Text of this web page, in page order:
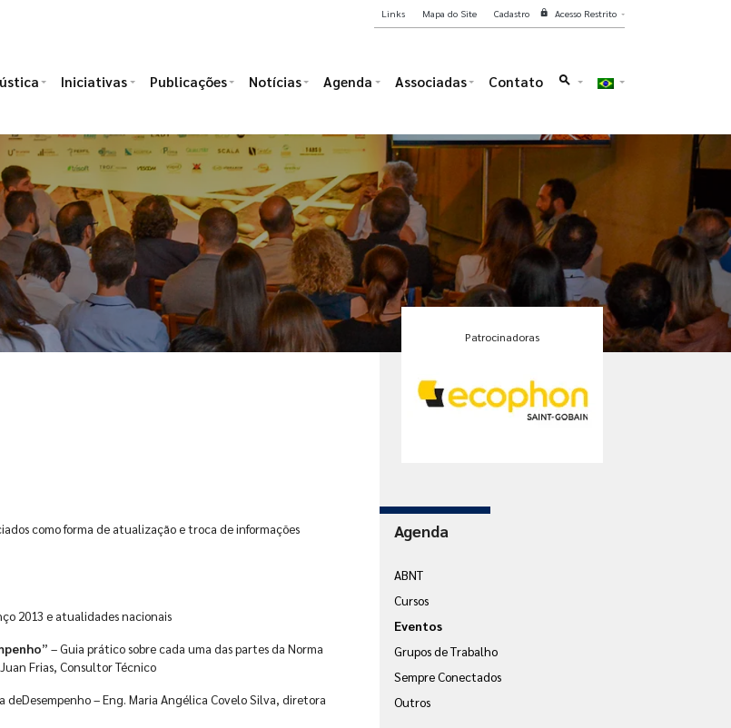
Iniciativas Publicações Notícias Agenda Associadas Contato search
Links Mapa do Site Cadastro lock Acesso Restrito
como forma de atualização e troca de informações
2013 e atualidades nacionais
” – Guia prático sobre cada uma das partes da Norma
Frias, Consultor Técnico
– Eng. Maria Angélica Covelo Silva, diretora
Patrocinadoras
Agenda
ABNT
Cursos
Eventos
Grupos de Trabalho
Sempre Conectados
Outros